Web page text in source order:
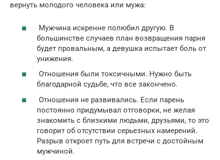
вернуть молодого человека или мужа:
Мужчина искренне полюбил другую. В
большинстве случаев план возвращения парня
будет провальным, а девушка испытает боль от
унижения.
Отношения были токсичными. Нужно быть
благодарной судьбе, что все закончено.
Отношения не развивались. Если парень
постоянно придумывал отговорки, не желая
знакомить с близкими людьми, друзьями, то это
говорит об отсутствии серьезных намерений.
Разрыв откроет путь для встречи с достойным
мужчиной.